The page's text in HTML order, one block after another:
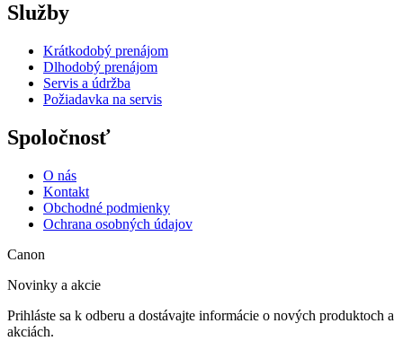
Služby
Krátkodobý prenájom
Dlhodobý prenájom
Servis a údržba
Požiadavka na servis
Spoločnosť
O nás
Kontakt
Obchodné podmienky
Ochrana osobných údajov
Canon
Novinky a akcie
Prihláste sa k odberu a dostávajte informácie o nových produktoch a
akciách.